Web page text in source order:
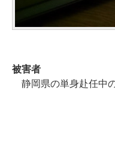
被害者
静岡県の単身赴任中